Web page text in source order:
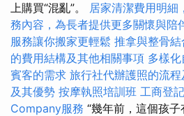
上購買“混亂”。 居家清潔費用明細
務內容，為長者提供更多關懷與陪
服務讓你搬家更輕鬆 推拿與整骨結
的費用結構及其他相關事項 多樣
賓客的需求 旅行社代辦護照的流程
及其優勢 按摩執照培訓班 工商登
Company服務 “幾年前，這個孩